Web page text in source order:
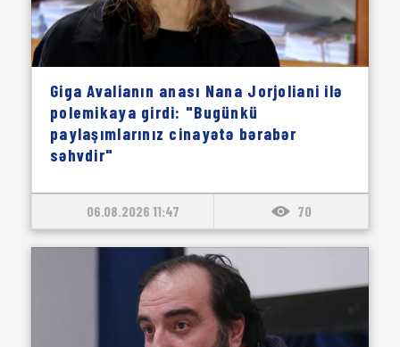
Giga Avalianın anası Nana Jorjoliani ilə
polemikaya girdi: "Bugünkü
paylaşımlarınız cinayətə bərabər
səhvdir"
06.08.2026 11:47 70